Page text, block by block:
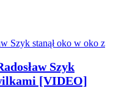
Szyk
[VIDEO]